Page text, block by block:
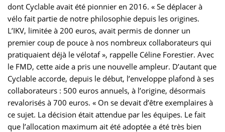
dont Cyclable avait été pionnier en 2016. « Se déplacer à
vélo fait partie de notre philosophie depuis les origines.
L’IKV, limitée à 200 euros, avait permis de donner un
premier coup de pouce à nos nombreux collaborateurs qui
pratiquaient déjà le vélotaf », rappelle Céline Forestier. Avec
le FMD, cette aide a pris une nouvelle ampleur. D’autant que
Cyclable accorde, depuis le début, l’enveloppe plafond à ses
collaborateurs : 500 euros annuels, à l’origine, désormais
revalorisés à 700 euros. « On se devait d’être exemplaires à
ce sujet. La décision était attendue par les équipes. Le fait
que l’allocation maximum ait été adoptée a été très bien